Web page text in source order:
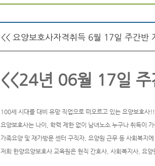
<< 요양보호사자격취득 6월 17일 주간반
<<24년 06월 17일 주
100세 시대를 대비 유망 직업으로 떠오르고 있는 요양보호사!!
요양보호사는 나이, 학력 제한 없이 남녀노소 누구나 취득이
가족요양 및 재가방문 센터 구직자, 요양원 근무 등 사회복지
저희 한양요양보호사 교육원은 현직 간호사, 사회복지사, 요